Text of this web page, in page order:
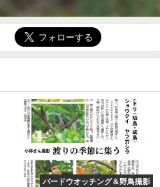
バードウオッチング＆野鳥撮影